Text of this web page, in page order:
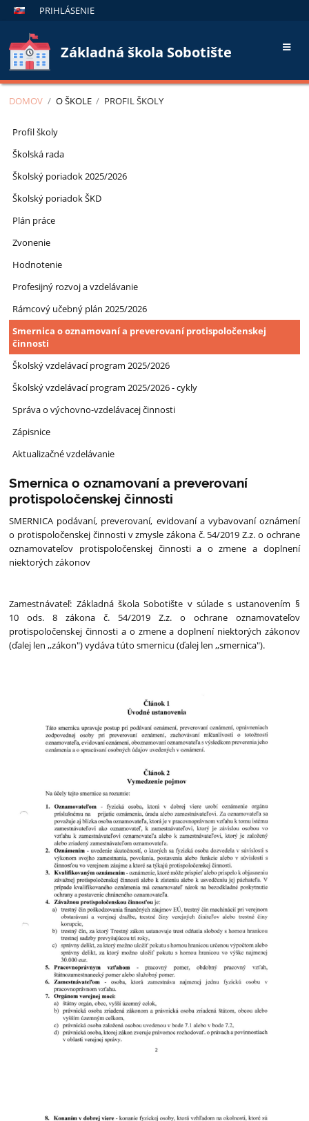
PRIHLÁSENIE
Základná škola Sobotište
DOMOV / O ŠKOLE / PROFIL ŠKOLY
Profil
školy
Profil školy
Školská rada
Školský poriadok 2025/2026
Školský poriadok ŠKD
Plán práce
Zvonenie
Hodnotenie
Profesijný rozvoj a vzdelávanie
Rámcový učebný plán 2025/2026
Smernica o oznamovaní a preverovaní protispoločenskej
činnosti
Školský vzdelávací program 2025/2026
Školský vzdelávací program 2025/2026 - cykly
Správa o výchovno-vzdelávacej činnosti
Zápisnice
Aktualizačné vzdelávanie
Smernica o oznamovaní a preverovaní
protispoločenskej činnosti
SMERNICA podávaní, preverovaní, evidovaní a vybavovaní oznámení
o protispoločenskej činnosti v zmysle zákona č. 54/2019 Z.z. o ochrane
oznamovateľov protispoločenskej činnosti a o zmene a doplnení
niektorých zákonov
Zamestnávateľ: Základná škola Sobotište v súlade s ustanovením §
10 ods. 8 zákona č. 54/2019 Z.z. o ochrane oznamovateľov
protispoločenskej činnosti a o zmene a doplnení niektorých zákonov
(ďalej len ,,zákon") vydáva túto smernicu (ďalej len ,,smernica").